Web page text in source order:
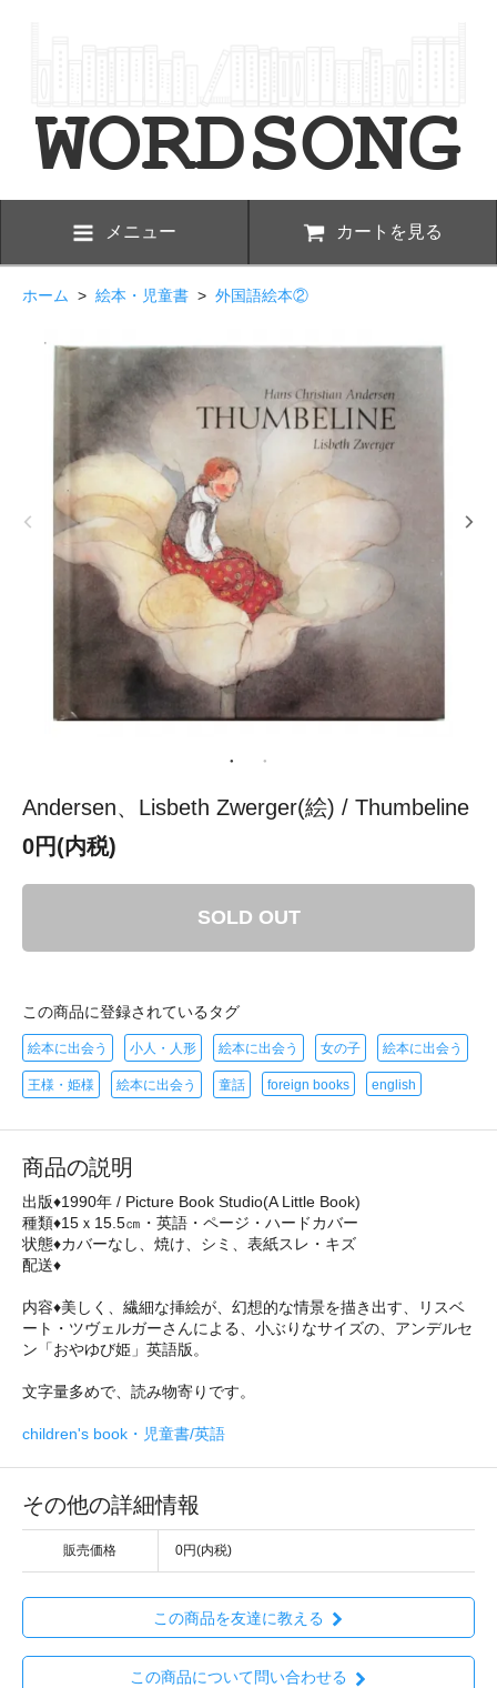
メニュー カートを見る
ホーム > 絵本・児童書 > 外国語絵本②
Andersen、Lisbeth Zwerger(絵) / Thumbeline
0円(内税)
SOLD OUT
この商品に登録されているタグ
絵本に出会う 小人・人形 絵本に出会う 女の子 絵本に出会う
王様・姫様 絵本に出会う 童話 foreign books english
商品の説明
出版♦1990年 / Picture Book Studio(A Little Book)
種類♦15ｘ15.5㎝・英語・ページ・ハードカバー
状態♦カバーなし、焼け、シミ、表紙スレ・キズ
配送♦
内容♦美しく、繊細な挿絵が、幻想的な情景を描き出す、リスベ
ート・ツヴェルガーさんによる、小ぶりなサイズの、アンデルセ
ン「おやゆび姫」英語版。
文字量多めで、読み物寄りです。
children's book・児童書/英語
その他の詳細情報
販売価格 0円(内税)
この商品を友達に教える
この商品について問い合わせる